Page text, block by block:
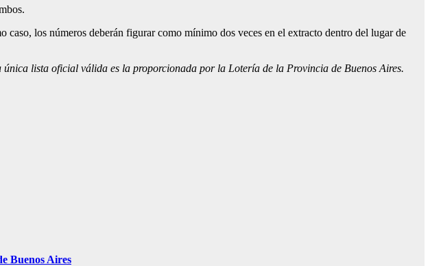
los números deberán figurar como mínimo dos veces en el extracto dentro del lugar de
lista oficial válida es la proporcionada por la Lotería de la Provincia de Buenos Aires.
Buenos Aires